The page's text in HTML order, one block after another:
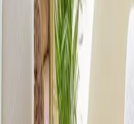
auf das körperliche Wohlbefinden und die
(80–95 °C) und niedrige
an und reinigen die Haut.
3 × 10–12 Minuten mit einer kalten
Ritual für eine umfassende
sanft und